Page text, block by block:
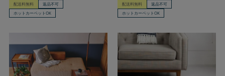
配送料無料
返品不可
ホットカーペットOK
配送料無料
返品不可
ホットカーペットOK